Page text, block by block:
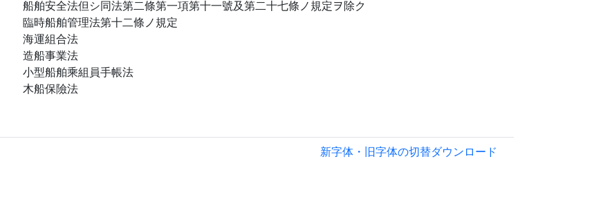
船舶安全法但シ同法第二條第一項第十一號及第二十七條ノ規定ヲ除ク
臨時船舶管理法第十二條ノ規定
海運組合法
造船事業法
小型船舶乘組員手帳法
木船保險法
新字体・旧字体の切替ダウンロード